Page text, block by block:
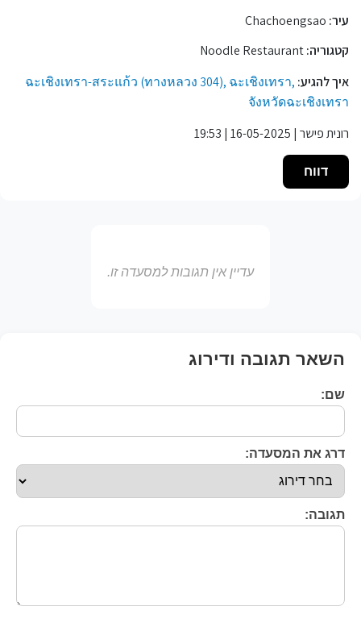
עיר:
קטגוריה:
איך להגיע: ฉะเชิงเทรา-สระแก้ว (ทางหลวง 304), ฉะเชิงเทรา,
จังหวัดฉะเชิงเทรา
רונית פישר | 16-05-2025 | 19:53
דווח
עדיין אין תגובות למסעדה זו.
השאר תגובה ודירוג
שם:
דרג את המסעדה:
תגובה: